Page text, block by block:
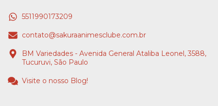
5511990173209
contato@sakuraanimesclube.com.br
BM Variedades - Avenida General Ataliba Leonel, 3588,
Tucuruvi, São Paulo
Visite o nosso Blog!